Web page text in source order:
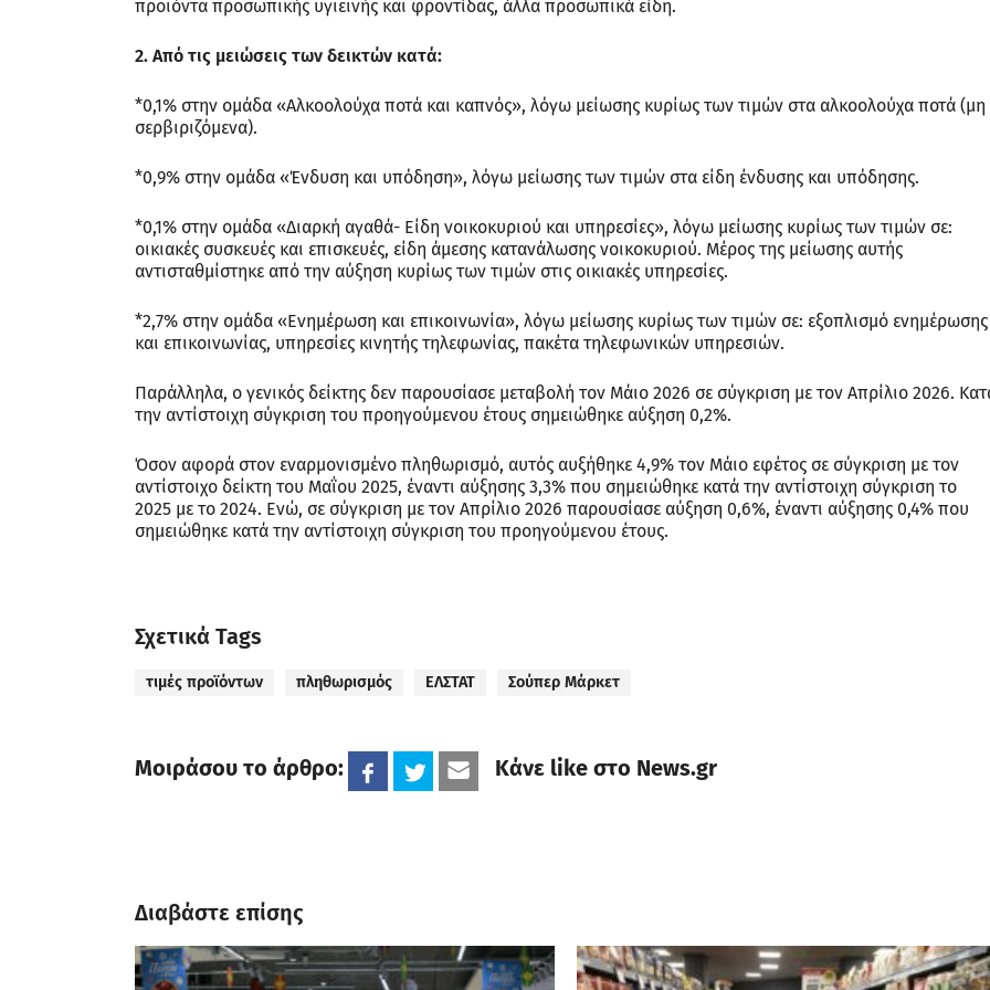
προϊόντα προσωπικής υγιεινής και φροντίδας, άλλα προσωπικά είδη.
2. Από τις μειώσεις των δεικτών κατά:
*0,1% στην ομάδα «Αλκοολούχα ποτά και καπνός», λόγω μείωσης κυρίως των τιμών στα αλκοολούχα ποτά (μη
σερβιριζόμενα).
*0,9% στην ομάδα «Ένδυση και υπόδηση», λόγω μείωσης των τιμών στα είδη ένδυσης και υπόδησης.
*0,1% στην ομάδα «Διαρκή αγαθά- Είδη νοικοκυριού και υπηρεσίες», λόγω μείωσης κυρίως των τιμών σε:
οικιακές συσκευές και επισκευές, είδη άμεσης κατανάλωσης νοικοκυριού. Μέρος της μείωσης αυτής
αντισταθμίστηκε από την αύξηση κυρίως των τιμών στις οικιακές υπηρεσίες.
*2,7% στην ομάδα «Ενημέρωση και επικοινωνία», λόγω μείωσης κυρίως των τιμών σε: εξοπλισμό ενημέρωσης
και επικοινωνίας, υπηρεσίες κινητής τηλεφωνίας, πακέτα τηλεφωνικών υπηρεσιών.
Παράλληλα, ο γενικός δείκτης δεν παρουσίασε μεταβολή τον Μάιο 2026 σε σύγκριση με τον Απρίλιο 2026.
την αντίστοιχη σύγκριση του προηγούμενου έτους σημειώθηκε αύξηση 0,2%.
Όσον αφορά στον εναρμονισμένο πληθωρισμό, αυτός αυξήθηκε 4,9% τον Μάιο εφέτος σε σύγκριση με τον
αντίστοιχο δείκτη του Μαΐου 2025, έναντι αύξησης 3,3% που σημειώθηκε κατά την αντίστοιχη σύγκριση το
2025 με το 2024. Ενώ, σε σύγκριση με τον Απρίλιο 2026 παρουσίασε αύξηση 0,6%, έναντι αύξησης 0,4% που
σημειώθηκε κατά την αντίστοιχη σύγκριση του προηγούμενου έτους.
Σχετικά Tags
τιμές προϊόντων πληθωρισμός ΕΛΣΤΑΤ Σούπερ Μάρκετ
Μοιράσου το άρθρο: Κάνε like στο News.gr
Διαβάστε επίσης